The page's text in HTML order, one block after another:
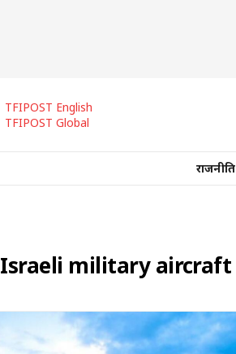
TFIPOST English
TFIPOST Global
राजनीति
Israeli military aircraft